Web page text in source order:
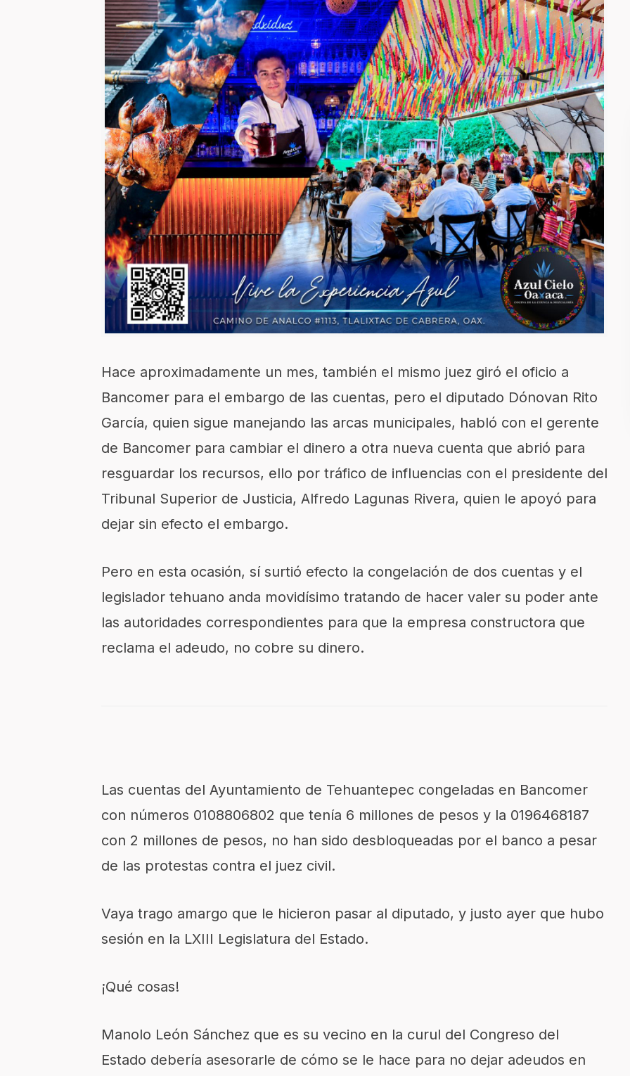
Hace aproximadamente un mes, también el mismo juez giró el oficio a
Bancomer para el embargo de las cuentas, pero el diputado Dónovan Rito
García, quien sigue manejando las arcas municipales, habló con el gerente
de Bancomer para cambiar el dinero a otra nueva cuenta que abrió para
resguardar los recursos, ello por tráfico de influencias con el presidente del
Tribunal Superior de Justicia, Alfredo Lagunas Rivera, quien le apoyó para
dejar sin efecto el embargo.
Pero en esta ocasión, sí surtió efecto la congelación de dos cuentas y el
legislador tehuano anda movidísimo tratando de hacer valer su poder ante
las autoridades correspondientes para que la empresa constructora que
reclama el adeudo, no cobre su dinero.
Las cuentas del Ayuntamiento de Tehuantepec congeladas en Bancomer
con números 0108806802 que tenía 6 millones de pesos y la 0196468187
con 2 millones de pesos, no han sido desbloqueadas por el banco a pesar
de las protestas contra el juez civil.
Vaya trago amargo que le hicieron pasar al diputado, y justo ayer que hubo
sesión en la LXIII Legislatura del Estado.
¡Qué cosas!
Manolo León Sánchez que es su vecino en la curul del Congreso del
Estado debería asesorarle de cómo se le hace para no dejar adeudos en